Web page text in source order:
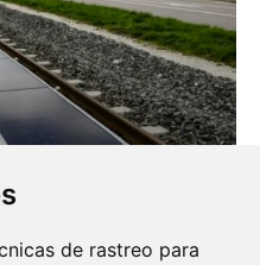
de rastreo para
DESMONTABLES
TREN